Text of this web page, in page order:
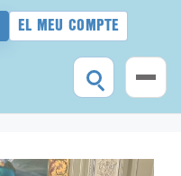
EL MEU COMPTE